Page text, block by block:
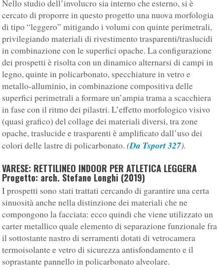
Nello studio dell’involucro sia interno che esterno, si è
cercato di proporre in questo progetto una nuova morfologia
di tipo “leggero” mitigando i volumi con quinte perimetrali,
privilegiando materiali di rivestimento trasparenti/traslucidi
in combinazione con le superfici opache. La configurazione
dei prospetti è risolta con un dinamico alternarsi di campi in
legno, quinte in policarbonato, specchiature in vetro e
metallo-alluminio, in combinazione compositiva delle
superfici perimetrali a formare un’ampia trama a scacchiera
in fase con il ritmo dei pilastri. L’effetto morfologico visivo
(quasi grafico) del collage dei materiali diversi, tra zone
opache, traslucide e trasparenti è amplificato dall’uso dei
colori delle lastre di policarbonato.(Da Tsport 327).
VARESE: RETTILINEO INDOOR PER ATLETICA LEGGERA
Progetto: arch. Stefano Longhi (2019)
I prospetti sono stati trattati cercando di garantire una certa
sinuosità anche nella distinzione dei materiali che ne
compongono la facciata: ecco quindi che viene utilizzato un
carter metallico quale elemento di separazione funzionale fra
il sottostante nastro di serramenti dotati di vetrocamera
termoisolante e vetro di sicurezza antisfondamento e il
soprastante pannello in policarbonato alveolare.